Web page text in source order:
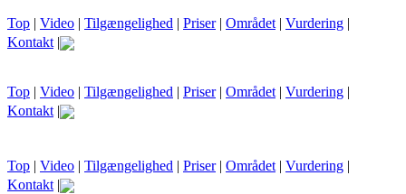
Top | Video | Tilgængelighed | Priser| Området | Vurdering |
Kontakt |
Top | Video | Tilgængelighed | Priser| Området | Vurdering |
Kontakt |
Top | Video | Tilgængelighed | Priser| Området | Vurdering |
Kontakt |